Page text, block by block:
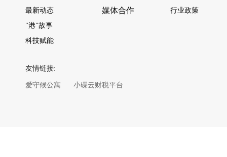
最新动态
"港"故事
科技赋能
媒体合作
行业政策
友情链接:
爱守候公寓 小碟云财税平台